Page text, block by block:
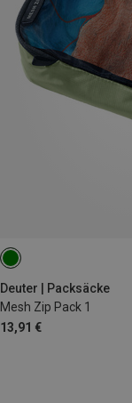
Deuter | Packsäcke
Mesh Zip Pack 1
13,91 €
ONE SIZE